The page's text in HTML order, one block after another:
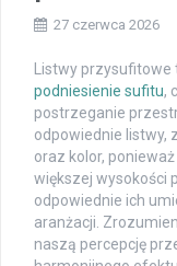
27 czerwca 2026
Listwy przysufitowe
podniesienie sufitu,
postrzeganie
odpowiednie listwy,
oraz kolor,
większej wysokości
odpowiednie ich
aranżacji.
naszą percepcję